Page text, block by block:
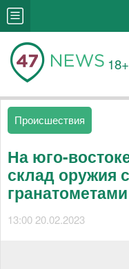
18+
Происшествия
На юго-
склад оружия
гранатометами
13:00 20.02.2023